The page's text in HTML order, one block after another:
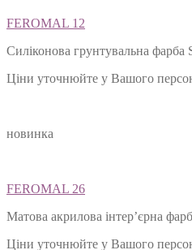
FEROMAL 12
Силіконова грунтувальна
Ціни уточнюйте у Вашого
новинка
FEROMAL 26
Матова акрилова інтер’єрна
Ціни уточнюйте у Вашого